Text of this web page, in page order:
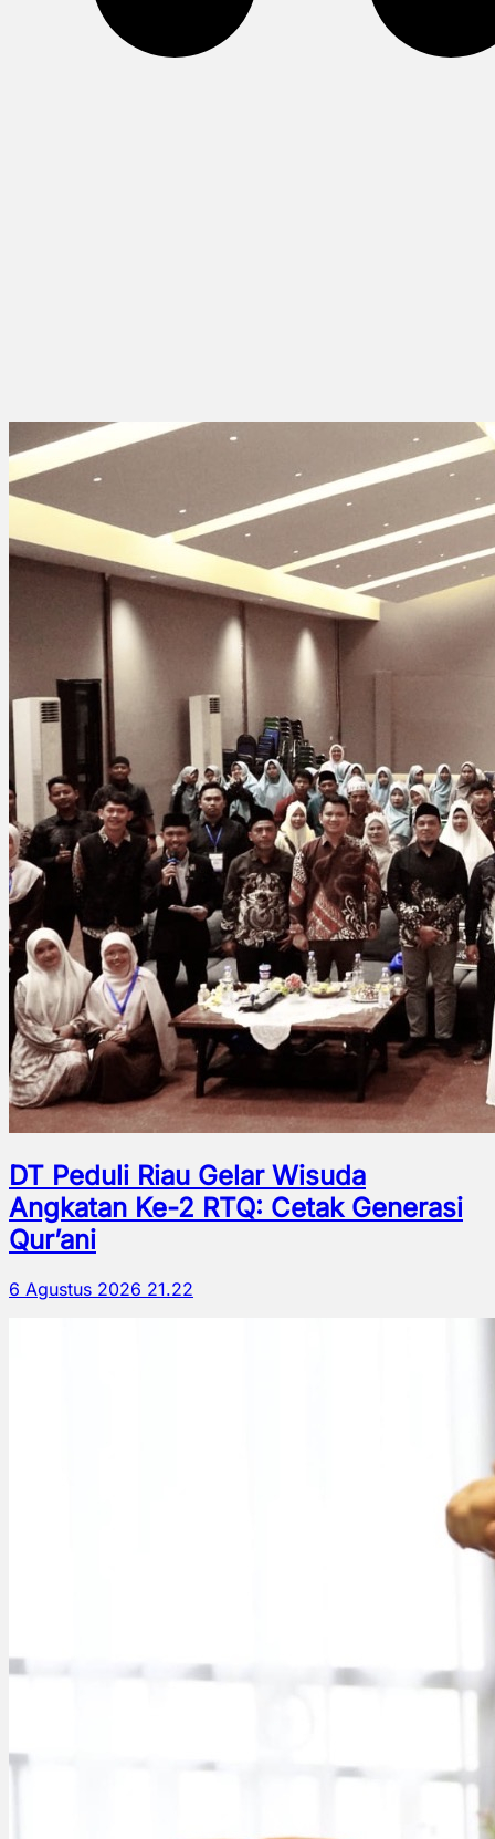
DT Peduli Riau Gelar Wisuda
Angkatan Ke-2 RTQ: Cetak Generasi
Qur’ani
6 Agustus 2026 21.22